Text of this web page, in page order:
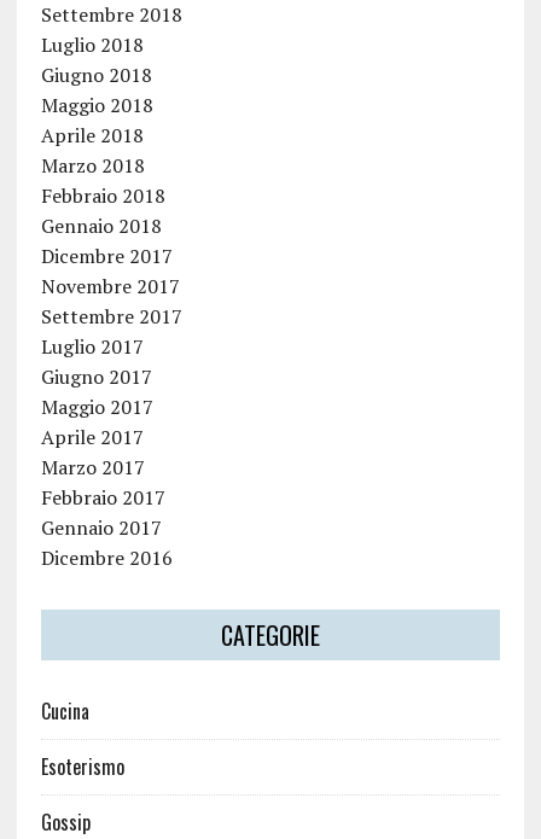
Settembre 2018
Luglio 2018
Giugno 2018
Maggio 2018
Aprile 2018
Marzo 2018
Febbraio 2018
Gennaio 2018
Dicembre 2017
Novembre 2017
Settembre 2017
Luglio 2017
Giugno 2017
Maggio 2017
Aprile 2017
Marzo 2017
Febbraio 2017
Gennaio 2017
Dicembre 2016
CATEGORIE
Cucina
Esoterismo
Gossip